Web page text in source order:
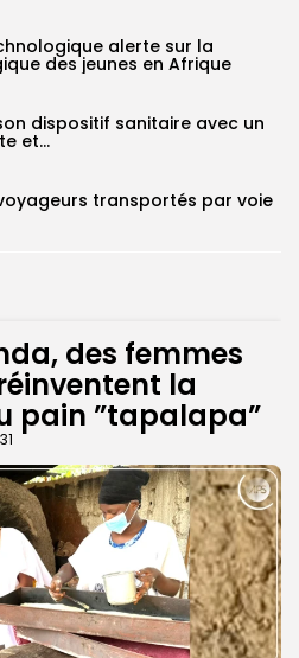
des femmes
la
pain ”tapalapa”
alerte sur la
des jeunes en Afrique
dispositif sanitaire avec un
et...
transportés par voie